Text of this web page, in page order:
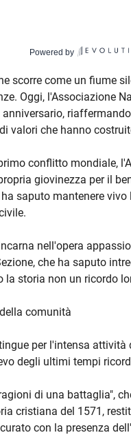
Powered by
scorre come un fiume
Oggi, l'Associazione
anniversario,
valori che hanno
conflitto mondiale,
giovinezza per il
saputo mantenere
nell'opera
che ha saputo
la storia non un ricordo
comunità
per l'intensa
degli ultimi tempi
di una battaglia",
cristiana del 1571,
con la presenza